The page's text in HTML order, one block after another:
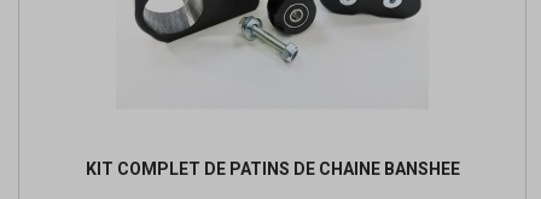
KIT COMPLET DE PATINS DE CHAINE BANSHEE